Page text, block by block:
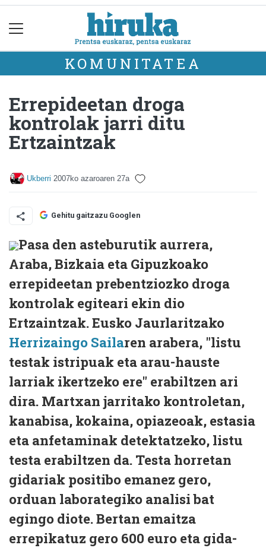
KOMUNITATEA
Errepideetan droga
kontrolak jarri ditu
Ertzaintzak
Ukberri 2007ko azaroaren 27a
Gehitu gaitzazu Googlen
Pasa den asteburutik aurrera,
Araba, Bizkaia eta Gipuzkoako
errepideetan prebentziozko droga
kontrolak egiteari ekin dio
Ertzaintzak. Eusko Jaurlaritzako
Herrizaingo Sailaren arabera, "listu
testak istripuak eta arau-hauste
larriak ikertzeko ere" erabiltzen ari
dira. Martxan jarritako kontroletan,
kanabisa, kokaina, opiazeoak, estasia
eta anfetaminak detektatzeko, listu
testa erabiltzen da. Testa horretan
gidariak positibo emanez gero,
orduan laborategiko analisi bat
egingo diote. Bertan emaitza
errepikatuz gero 600 euro eta gida-